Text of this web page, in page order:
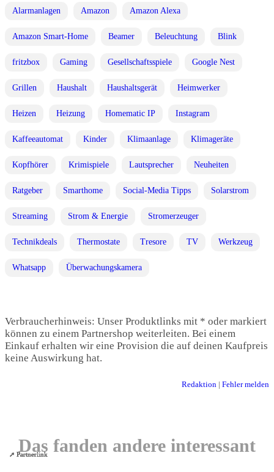
➚ Partnerlink
➚ Partnerlink
➚ Partnerlink
➚ Partnerlink
➚ Partnerlink
Alarmanlagen Amazon Amazon Alexa
Amazon Smart-Home Beamer Beleuchtung Blink
fritzbox Gaming Gesellschaftsspiele Google Nest
Grillen Haushalt Haushaltsgerät Heimwerker
Heizen Heizung Homematic IP Instagram
Kaffeeautomat Kinder Klimaanlage Klimageräte
Kopfhörer Krimispiele Lautsprecher Neuheiten
Ratgeber Smarthome Social-Media Tipps Solarstrom
Streaming Strom & Energie Stromerzeuger
Technikdeals Thermostate Tresore TV Werkzeug
Whatsapp Überwachungskamera
Verbraucherhinweis: Unser Produktlinks mit * oder markiert
können zu einem Partnershop weiterleiten. Bei einem
Einkauf erhalten wir eine Provision die auf deinen Kaufpreis
keine Auswirkung hat.
Redaktion | Fehler melden
Das fanden andere interessant